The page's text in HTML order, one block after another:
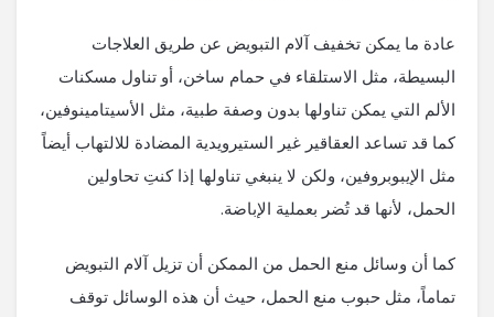
عادة ما يمكن تخفيف آلام التبويض عن طريق العلاجات
البسيطة، مثل الاستلقاء في حمام ساخن، أو تناول مسكنات
الألم التي يمكن تناولها بدون وصفة طبية، مثل الأسيتامينوفين،
كما قد تساعد العقاقير غير الستيرويدية المضادة للالتهاب أيضاً
مثل الإيبوبروفين، ولكن لا ينبغي تناولها إذا كنتِ تحاولين
الحمل، لأنها قد تُضر بعملية الإباضة.
كما أن وسائل منع الحمل من الممكن أن تزيل آلام التبويض
تماماً، مثل حبوب منع الحمل، حيث أن هذه الوسائل توقف